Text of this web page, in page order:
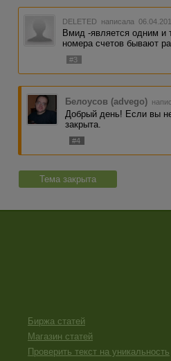
DELETED написала
Вмид -является одним и
номера счетов бывают
#3
Белоусов (advego)
Добрый день! Если вы
закрыта.
#4
Тема закрыта
Биржа статей
Магазин статей
Проверить текст на уникальность